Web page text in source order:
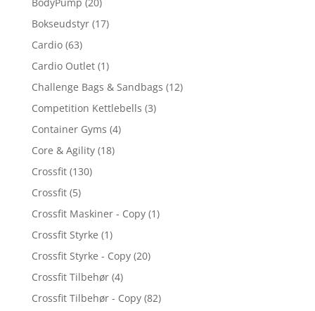
Bokseudstyr (17)
Cardio (63)
Cardio Outlet (1)
Challenge Bags & Sandbags (12)
Competition Kettlebells (3)
Container Gyms (4)
Core & Agility (18)
Crossfit (130)
Crossfit (5)
Crossfit Maskiner - Copy (1)
Crossfit Styrke (1)
Crossfit Styrke - Copy (20)
Crossfit Tilbehør (4)
Crossfit Tilbehør - Copy (82)